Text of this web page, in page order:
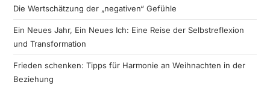
Die Wertschätzung der „negativen“ Gefühle
Ein Neues Jahr, Ein Neues Ich: Eine Reise der Selbstreflexion
und Transformation
Frieden schenken: Tipps für Harmonie an Weihnachten in der
Beziehung